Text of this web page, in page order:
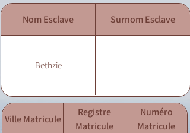
Nom Esclave Surnom Esclave
Bethzie
Ville Matricule
Registre
Matricule
Numéro
Matricule